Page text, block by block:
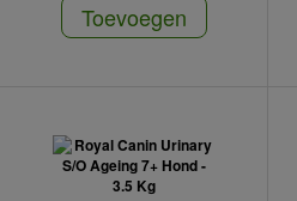
Toevoegen